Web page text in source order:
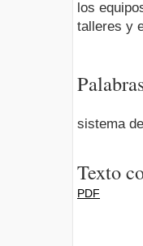
los
talleres y
sistema
Texto
PDF